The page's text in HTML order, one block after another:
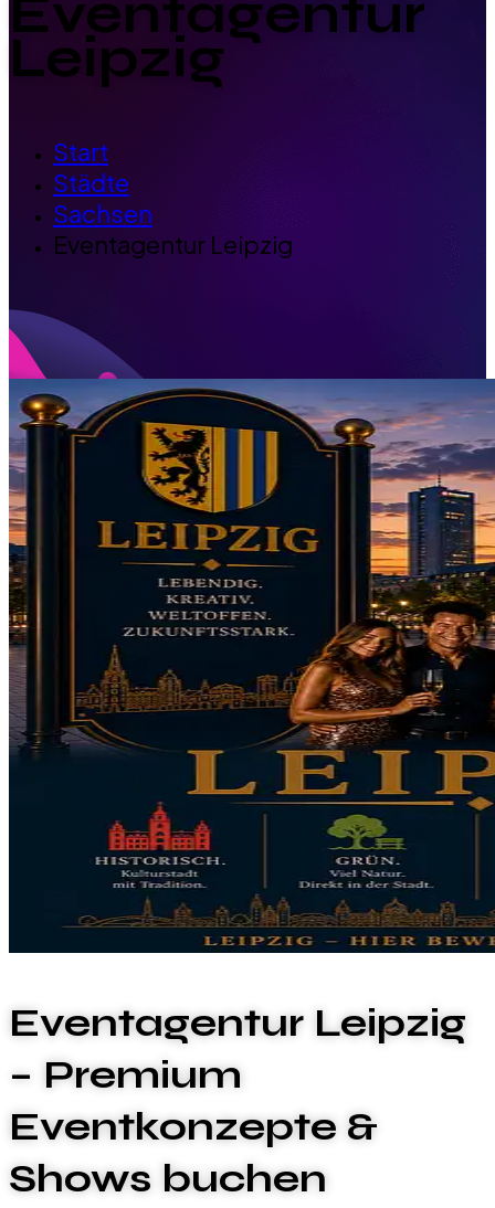
Eventagentur
Leipzig
Start
Städte
Sachsen
Eventagentur Leipzig
Eventagentur Leipzig
– Premium
Eventkonzepte &
Shows buchen